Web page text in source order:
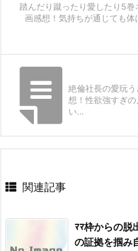
踏んだり蹴ったり愛したり5巻
画感想！気持ちが通じても体
絶倫社長の愛玩
想！性欲強すぎ
い…
関連記事
ﾏﾏ枠からの脱
の証拠を掴み